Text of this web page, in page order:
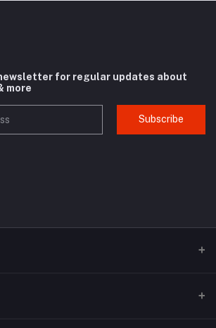
for regular updates about
more
Subscribe